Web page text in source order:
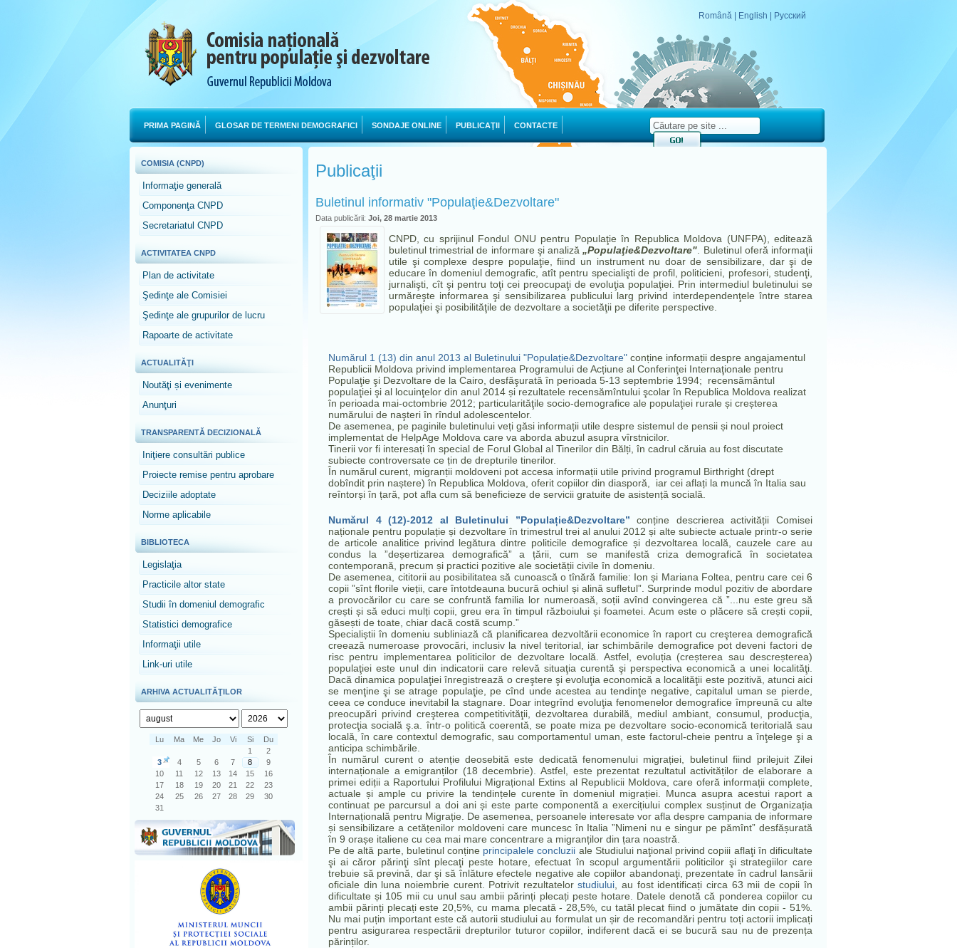
Română English Русский
PRIMA PAGINĂ GLOSAR DE TERMENI DEMOGRAFICI SONDAJE ONLINE PUBLICAŢII CONTACTE
COMISIA (CNPD)
Informaţie generală
Componenţa CNPD
Secretariatul CNPD
ACTIVITATEA CNPD
Plan de activitate
Şedinţe ale Comisiei
Şedinţe ale grupurilor de lucru
Rapoarte de activitate
ACTUALITĂŢI
Noutăţi și evenimente
Anunţuri
TRANSPARENTĂ DECIZIONALĂ
Iniţiere consultări publice
Proiecte remise pentru aprobare
Deciziile adoptate
Norme aplicabile
BIBLIOTECA
Legislaţia
Practicile altor state
Studii în domeniul demografic
Statistici demografice
Informaţii utile
Link-uri utile
ARHIVA ACTUALITĂŢILOR
Lu Ma Me Jo Vi Si
Du
1
2
3
4 5 6 7 8
9
10
11 12 13 14 15
16
17
18 19 20 21 22
23
24
25 26 27 28 29
30
31
Publicaţii
Buletinul informativ "Populaţie&Dezvoltare"
Data publicării: Joi, 28 martie 2013
CNPD, cu sprijinul Fondul ONU pentru Populaţie în Republica Moldova (UNFPA), editează
buletinul trimestrial de informare şi analiză„Populaţie&Dezvoltare" . Buletinul oferă informaţii
utile şi complexe despre populaţie, fiind un instrument nu doar de sensibilizare, dar şi de
educare în domeniul demografic, atît pentru specialişti de profil, politicieni, profesori, studenţi,
jurnalişti, cît şi pentru toţi cei preocupaţi de evoluţia populaţiei. Prin intermediul buletinului se
urmăreşte informarea şi sensibilizarea publicului larg privind interdependenţele între starea
populaţiei şi posibilităţile de dezvoltare a societăţii pe diferite perspective.
Numărul 1 (13) din anul 2013 al Buletinului "Populație&Dezvoltare" conține informații despre angajamentul
Republicii Moldova privind implementarea Programului de Acțiune al Conferinţei Internaţionale pentru
Populaţie şi Dezvoltare de la Cairo, desfăşurată în perioada 5-13 septembrie 1994; recensământul
populaţiei şi al locuinţelor din anul 2014 și rezultatele recensămîntului şcolar în Republica Moldova realizat
în perioada mai-octombrie 2012; particularităţile socio-demografice ale populaţiei rurale și creșterea
numărului de naşteri în rîndul adolescentelor.
De asemenea, pe paginile buletinului veți găsi informații utile despre sistemul de pensii și noul proiect
implementat de HelpAge Moldova care va aborda abuzul asupra vîrstnicilor.
Tinerii vor fi interesați în special de Forul Global al Tinerilor din Bălți, în cadrul căruia au fost discutate
subiecte controversate ce țin de drepturile tinerilor.
În numărul curent, migranții moldoveni pot accesa informații utile privind programul Birthright (drept
dobîndit prin naștere) în Republica Moldova, oferit copiilor din diasporă, iar cei aflați la muncă în Italia sau
reîntorși în țară, pot afla cum să beneficieze de servicii gratuite de asistență socială.
Numărul 4 (12)-2012 al Buletinului ”Populație&Dezvoltare” conține descrierea activității Comisei
naționale pentru populație și dezvoltare în trimestrul trei al anului 2012 și alte subiecte actuale printr-o serie
de articole analitice privind legătura dintre politicile demografice și dezvoltarea locală, cauzele care au
condus la ”deșertizarea demografică” a țării, cum se manifestă criza demografică în societatea
contemporană, precum și practici pozitive ale societății civile în domeniu.
De asemenea, cititorii au posibilitatea să cunoască o tînără familie: Ion și Mariana Foltea, pentru care cei 6
copii ”sînt florile vieții, care întotdeauna bucură ochiul și alină sufletul”. Surprinde modul pozitiv de abordare
a provocărilor cu care se confruntă familia lor numeroasă, soții avînd convingerea că ”...nu este greu să
crești și să educi mulți copii, greu era în timpul războiului și foametei. Acum este o plăcere să crești copii,
găsești de toate, chiar dacă costă scump.”
Specialiștii în domeniu subliniază că planificarea dezvoltării economice în raport cu creşterea demografică
creează numeroase provocări, inclusiv la nivel teritorial, iar schimbările demografice pot deveni factori de
risc pentru implementarea politicilor de dezvoltare locală. Astfel, evoluția (creșterea sau descreșterea)
populaţiei este unul din indicatorii care relevă situaţia curentă şi perspectiva economică a unei localităţi.
Dacă dinamica populaţiei înregistrează o creştere şi evoluţia economică a localităţii este pozitivă, atunci aici
se menţine şi se atrage populaţie, pe cînd unde acestea au tendinţe negative, capitalul uman se pierde,
ceea ce conduce inevitabil la stagnare. Doar integrînd evoluţia fenomenelor demografice împreună cu alte
preocupări privind creşterea competitivităţii, dezvoltarea durabilă, mediul ambiant, consumul, producţia,
protecţia socială ş.a. într-o politică coerentă, se poate miza pe dezvoltare socio-economică teritorială sau
locală, în care contextul demografic, sau comportamentul uman, este factorul-cheie pentru a înţelege şi a
anticipa schimbările.
În numărul curent o atenție deosebită este dedicată fenomenului migrației, buletinul fiind prilejuit Zilei
internaționale a emigranților (18 decembrie). Astfel, este prezentat rezultatul activităților de elaborare a
primei ediții a Raportului Profilului Migrațional Extins al Republicii Moldova, care oferă informații complete,
actuale și ample cu privire la tendințele curente în domeniul migrației. Munca asupra acestui raport a
continuat pe parcursul a doi ani și este parte componentă a exercițiului complex susținut de Organizația
Internațională pentru Migrație. De asemenea, persoanele interesate vor afla despre campania de informare
și sensibilizare a cetățenilor moldoveni care muncesc în Italia ”Nimeni nu e singur pe pămînt” desfășurată
în 9 orașe italiene cu cea mai mare concentrare a migranților din țara noastră.
Pe de altă parte, buletinul conține principalele concluzii ale Studiului naţional privind copiii aflaţi în dificultate
şi ai căror părinţi sînt plecaţi peste hotare, efectuat în scopul argumentării politicilor şi strategiilor care
trebuie să prevină, dar şi să înlăture efectele negative ale copiilor abandonaţi, prezentate în cadrul lansării
oficiale din luna noiembrie curent. Potrivit rezultatelorstudiului , au fost identificați circa 63 mii de copii în
dificultate și 105 mii cu unul sau ambii părinți plecați peste hotare. Datele denotă că ponderea copiilor cu
ambii părinți plecați este 20,5%, cu mama plecată - 28,5%, cu tatăl plecat fiind o jumătate din copii - 51%.
Nu mai puțin important este că autorii studiului au formulat un șir de recomandări pentru toți actorii implicați
pentru asigurarea respectării drepturilor tuturor copiilor, indiferent dacă ei se bucură sau nu de prezența
părinților.